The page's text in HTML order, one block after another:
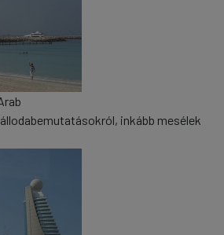
inkább mesélek